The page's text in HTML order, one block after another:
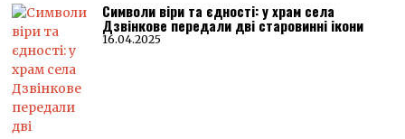
Символи віри та єдності: у храм села
Дзвінкове передали дві старовинні ікони
16.04.2025